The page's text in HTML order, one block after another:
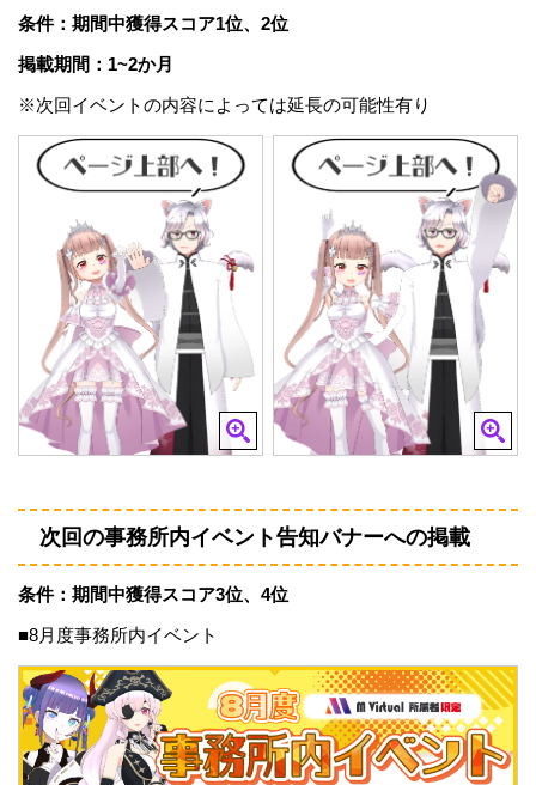
条件：期間中獲得スコア1位、2位
掲載期間：1~2か月
※次回イベントの内容によっては延長の可能性有り
次回の事務所内イベント告知バナーへの掲載
条件：期間中獲得スコア3位、4位
■8月度事務所内イベント